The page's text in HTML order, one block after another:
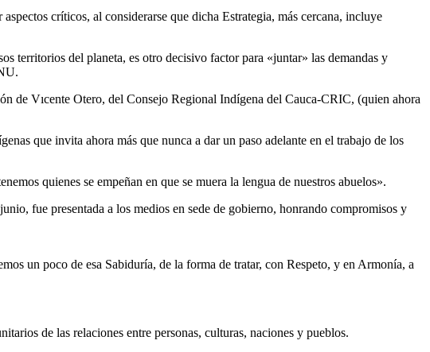
críticos, al considerarse que dicha Estrategia, más cercana, incluye
territorios del planeta, es otro decisivo factor para «juntar» las demandas y
de Vıcente Otero, del Consejo Regional Indígena del Cauca-CRIC, (quien ahora
que invita ahora más que nunca a dar un paso adelante en el trabajo de los
quienes se empeñan en que se muera la lengua de nuestros abuelos».
fue presentada a los medios en sede de gobierno, honrando compromisos y
un poco de esa Sabiduría, de la forma de tratar, con Respeto, y en Armonía, a
de las relaciones entre personas, culturas, naciones y pueblos.